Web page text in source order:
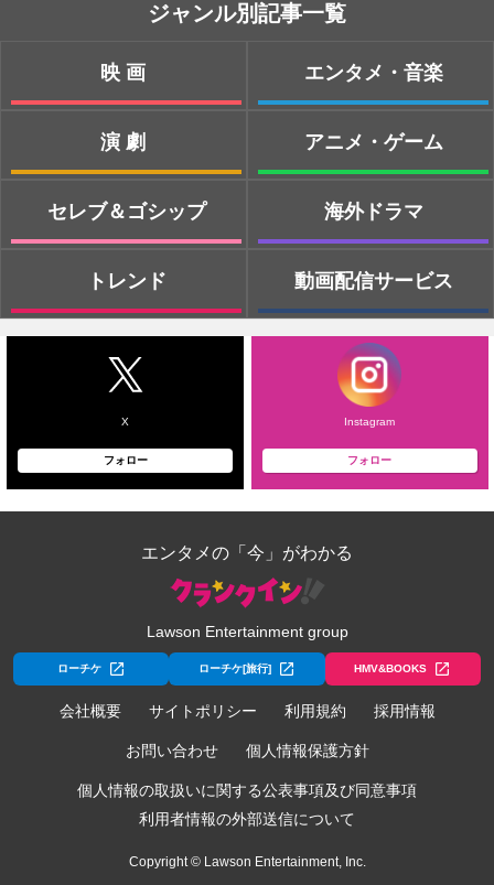
ジャンル別記事一覧
映画
演劇
セレブ＆ゴシップ
トレンド
エンタメ・音楽
アニメ・ゲーム
海外ドラマ
動画配信サービス
X
フォロー
Instagram
フォロー
エンタメの「今」がわかる
Lawson Entertainment group
ローチケ ローチケ[旅行] HMV&BOOKS
会社概要 サイトポリシー 利用規約 採用情報
お問い合わせ 個人情報保護方針
個人情報の取扱いに関する公表事項及び同意事項
利用者情報の外部送信について
Copyright © Lawson Entertainment, Inc.